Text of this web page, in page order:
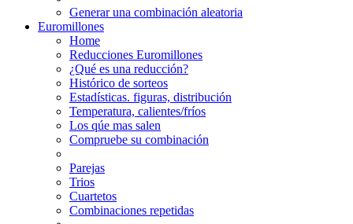
Generar una combinación aleatoria
Euromillones
Home
Reducciones Euromillones
¿Qué es una reducción?
Histórico de sorteos
Estadísticas. figuras, distribución
Temperatura, calientes/fríos
Los qúe mas salen
Compruebe su combinación
Parejas
Trios
Cuartetos
Combinaciones repetidas